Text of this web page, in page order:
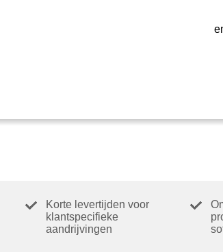
Korte levertijden voor
klantspecifieke
aandrijvingen